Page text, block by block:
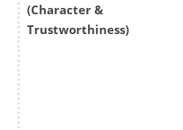
(Character &
Trustworthiness)